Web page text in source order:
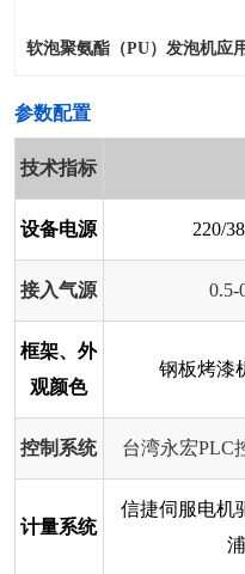
软泡聚氨酯（PU）发泡机应
​参数配置
技术指标
设备电源 220/
接入气源 0.5-
框架、外
观颜色
钢板烤漆
控制系统 台湾永宏PLC
计量系统
信捷伺服电机